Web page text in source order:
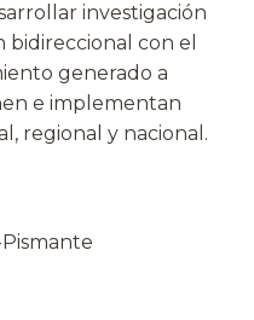
investigación
con el
generado a
e implementan
regional y nacional.